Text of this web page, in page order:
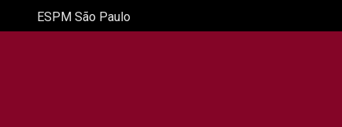
ESPM São Paulo